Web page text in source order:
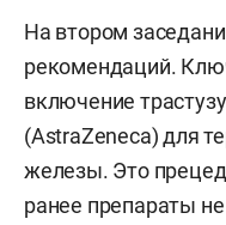
На втором
рекомендаций.
включение
(AstraZeneca) для
железы. Это
ранее препараты